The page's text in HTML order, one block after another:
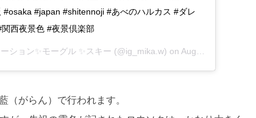
#japan #shitennoji #あべのハルカス #ダレ
西夜景色 #夜景倶楽部
ション✨モーグル ✨スキー (@ig_mika.w) on Aug 16, 2016 at 2:56am PDT
（がらん）で行われます。